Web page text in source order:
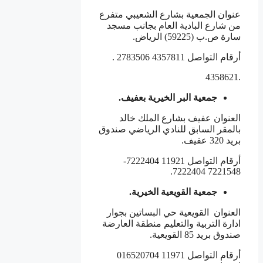
عنوان الجمعية بشارع الشعيبي متفرع
من شارع البادية العام بجانب مسجد
سارة ص.ب (59225) الرياض.
أرقام التواصل 4357811 2783506 .
.4358621
جمعية البر الخيرية بعفيف.
العنوان عفيف بشارع الملك خالد
بالمقر السابق للنادي الرياضي صندوق
بريد 320 عفيف.
أرقام التواصل 11921 7222404-
7221548 7222404.
جمعية القويعية الخيرية.
العنوان القويعية حي البساتين بجوار
ادارة التربية والتعليم منطقة العارضة
صندوق بريد 85 القويعية.
أرقام التواصل 11971 016520704